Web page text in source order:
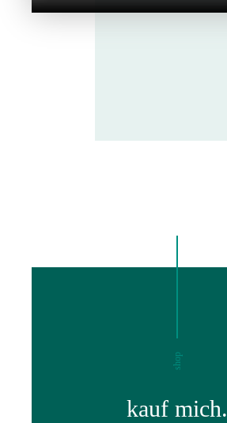
shop
kauf mich.